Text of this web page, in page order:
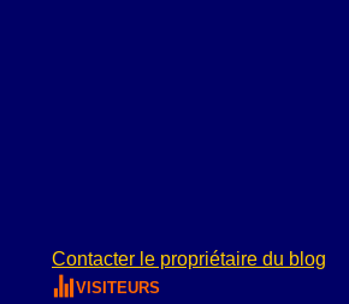
Contacter le propriétaire du blog
VISITEURS